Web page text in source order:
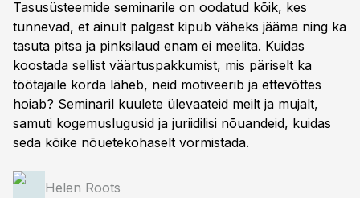
Tasusüsteemide seminarile on oodatud kõik, kes
tunnevad, et ainult palgast kipub väheks jääma ning ka
tasuta pitsa ja pinksilaud enam ei meelita. Kuidas
koostada sellist väärtuspakkumist, mis päriselt ka
töötajaile korda läheb, neid motiveerib ja ettevõttes
hoiab? Seminaril kuulete ülevaateid meilt ja mujalt,
samuti kogemuslugusid ja juriidilisi nõuandeid, kuidas
seda kõike nõuetekohaselt vormistada.
Helen Roots